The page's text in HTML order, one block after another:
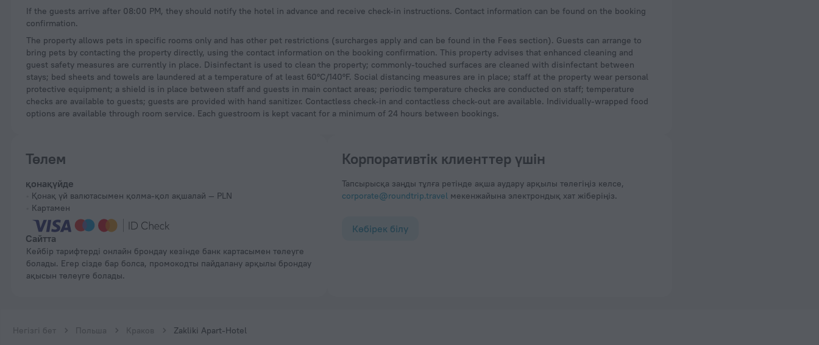
If the guests arrive after 08:00 PM, they should notify the hotel in advance and receive check-in instructions. Contact information can be found on the booking
confirmation.
The property allows pets in specific rooms only and has other pet restrictions (surcharges apply and can be found in the Fees section). Guests can arrange to
bring pets by contacting the property directly, using the contact information on the booking confirmation. This property advises that enhanced cleaning and
guest safety measures are currently in place. Disinfectant is used to clean the property; commonly-touched surfaces are cleaned with disinfectant between
stays; bed sheets and towels are laundered at a temperature of at least 60°C/140°F. Social distancing measures are in place; staff at the property wear personal
protective equipment; a shield is in place between staff and guests in main contact areas; periodic temperature checks are conducted on staff; temperature
checks are available to guests; guests are provided with hand sanitizer. Contactless check-in and contactless check-out are available. Individually-wrapped food
options are available through room service. Each guestroom is kept vacant for a minimum of 24 hours between bookings.
Төлем
қонақүйде
Қонақ үй валютасымен қолма-қол ақшалай — PLN
Картамен
Сайтта
Кейбір тарифтерді онлайн брондау кезінде банк картасымен төлеуге
болады. Егер сізде бар болса, промокодты пайдалану арқылы брондау
ақысын төлеуге болады.
Корпоративтік клиенттер үшін
Тапсырысқа заңды тұлға ретінде ақша аудару арқылы төлегіңіз келсе,
corporate@roundtrip.travelмекенжайына электрондық хат жіберіңіз.
Көбірек білу
Негізгі бет Польша Краков Zakliki Apart-Hotel